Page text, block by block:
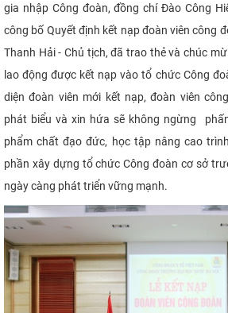
gia nhập Công đoàn, đồng chí Đào Công
công bố Quyết định kết nạp đoàn viên công
Thanh Hải - Chủ tịch, đã trao thẻ và chúc
lao động được kết nạp vào tổ chức Công
diện đoàn viên mới kết nạp, đoàn viên
phát biểu và xin hứa sẽ không ngừng
phẩm chất đạo đức, học tập nâng cao
phần xây dựng tổ chức Công đoàn cơ sở
ngày càng phát triển vững mạnh.